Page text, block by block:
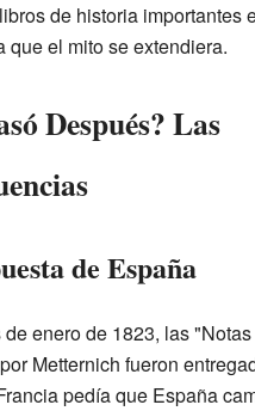
de historia importantes
que el mito se extendiera.
Después? Las
de España
enero de 1823, las
Metternich fueron
pedía que España